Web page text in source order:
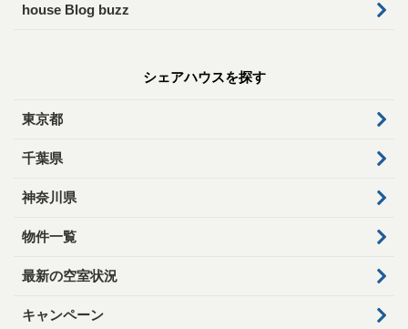
house Blog buzz
シェアハウスを探す
東京都
千葉県
神奈川県
物件一覧
最新の空室状況
キャンペーン